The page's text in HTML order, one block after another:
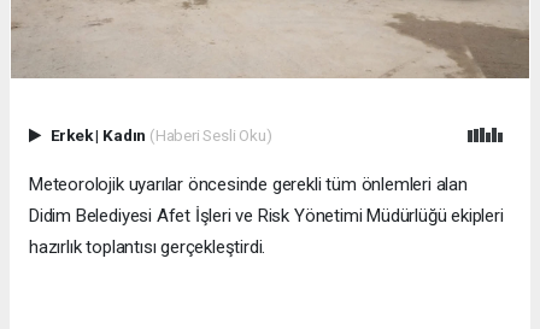
Erkek| Kadın (Haberi Sesli Oku)
Meteorolojik uyarılar öncesinde gerekli tüm önlemleri alan
Didim Belediyesi Afet İşleri ve Risk Yönetimi Müdürlüğü ekipleri
hazırlık toplantısı gerçekleştirdi.